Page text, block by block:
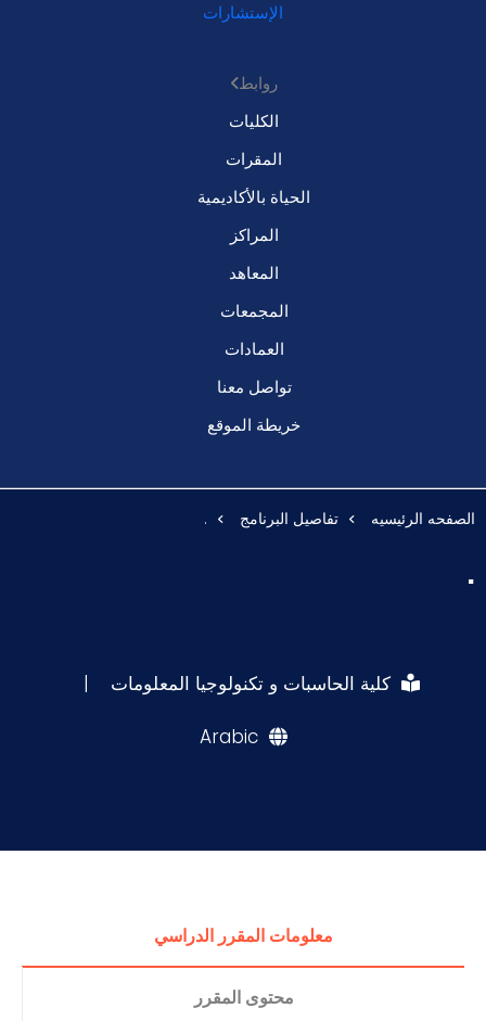
الإستشارات
روابط
الكليات
المقرات
الحياة بالأكاديمية
المراكز
المعاهد
المجمعات
العمادات
تواصل معنا
خريطة الموقع
الصفحه الرئيسيه تفاصيل البرنامج .
.
كلية الحاسبات و تكنولوجيا المعلومات |
Arabic
معلومات المقرر الدراسي
محتوى المقرر